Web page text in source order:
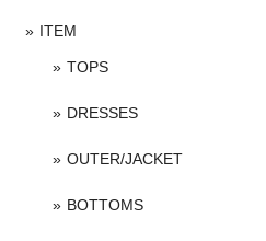
ITEM
TOPS
DRESSES
OUTER/JACKET
BOTTOMS